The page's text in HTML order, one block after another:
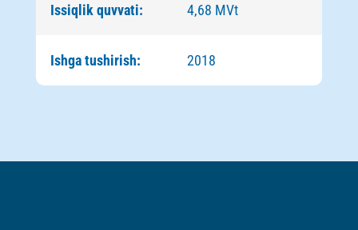
Issiqlik quvvati: 4,68 MVt
Ishga tushirish: 2018